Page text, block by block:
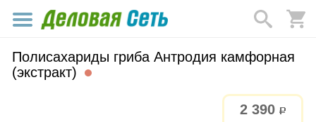
Полисахариды гриба Антродия камфорная
(экстракт)
2 390 р.